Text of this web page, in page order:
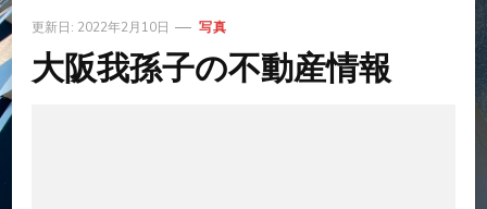
更新日: 2022年2月10日 写真
大阪我孫子の不動産情報